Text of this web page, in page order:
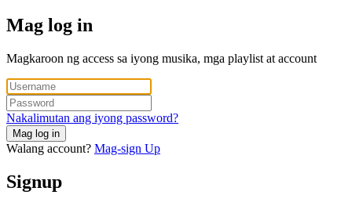
Mag log in
Magkaroon ng access sa iyong musika, mga playlist at account
Nakalimutan ang iyong password?
Mag log in
Walang account? Mag-sign Up
Signup